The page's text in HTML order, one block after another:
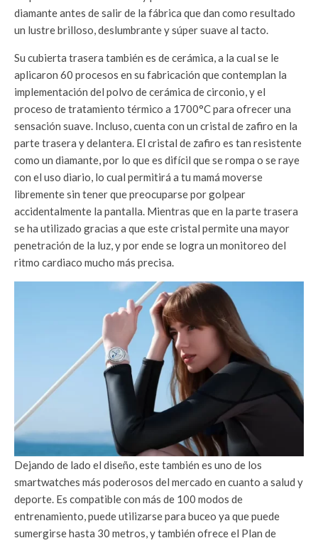
diamante antes de salir de la fábrica que dan como resultado
un lustre brilloso, deslumbrante y súper suave al tacto.
Su cubierta trasera también es de cerámica, a la cual se le
aplicaron 60 procesos en su fabricación que contemplan la
implementación del polvo de cerámica de circonio, y el
proceso de tratamiento térmico a 1700°C para ofrecer una
sensación suave. Incluso, cuenta con un cristal de zafiro en la
parte trasera y delantera. El cristal de zafiro es tan resistente
como un diamante, por lo que es difícil que se rompa o se raye
con el uso diario, lo cual permitirá a tu mamá moverse
libremente sin tener que preocuparse por golpear
accidentalmente la pantalla. Mientras que en la parte trasera
se ha utilizado gracias a que este cristal permite una mayor
penetración de la luz, y por ende se logra un monitoreo del
ritmo cardiaco mucho más precisa.
Dejando de lado el diseño, este también es uno de los
smartwatches más poderosos del mercado en cuanto a salud y
deporte. Es compatible con más de 100 modos de
entrenamiento, puede utilizarse para buceo ya que puede
sumergirse hasta 30 metros, y también ofrece el Plan de